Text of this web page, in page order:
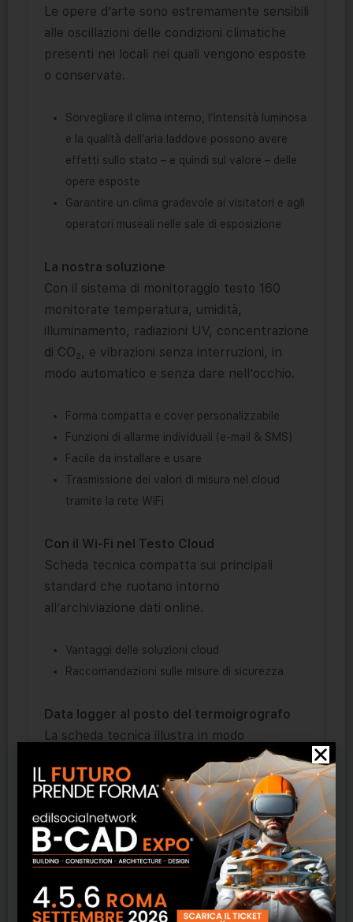
Le opere d’arte sono estremamente sensibili
alle oscillazioni delle condizioni climatiche
presenti nei locali nei quali vengono esposte
o conservate.
Sorvegliare il clima interno, l’intensità luminosa
e la qualità dell’aria laddove possono avere
effetti sullo stato – e quindi sul valore – delle
opere esposte
Garantire un clima gradevole ai visitatori e agli
operatori museali nelle sale di esposizione
La nostra soluzione
Con il sistema di monitoraggio testo 160
monitorate temperatura, umidità,
illuminamento, radiazioni UV, concentrazione
di CO₂, e vibrazioni senza interruzioni, in
modo automatico e senza dare nell’occhio.
Forma compatta e cover personalizzabile
Funzioni di allarme individuali (e-mail & SMS)
Facile da installare e usare
Trasmissione dei valori di misura nel cloud
tramite la rete WiFi
Con il Wi-Fi nel Testo Cloud
Scheda tecnica compatta sui principali
standard che ruotano intorno
all’archiviazione dati online.
Vantaggi delle soluzioni cloud
Raccomandazioni sulle misure di sicurezza
Data logger al posto del termoigrografo
La scheda tecnica illustra in modo
dettagliato e informativo i vantaggi di un
monitoraggio del clima effettuato con data
logger.
I vantaggi dei data logger rispetto ai
termoigrografi
Requisiti dei data logger nei musei